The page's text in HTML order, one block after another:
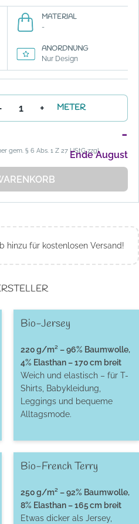
MATERIAL
-
ANORDNUNG
Nur Design
+ METER
-
gem. § 6 Abs. 1 Z 27 UStG zzgl.Ende August
hinzu für kostenlosen Versand!
Bio-Jersey
220 g/m² – 96% Baumwolle,
4% Elasthan – 170 cm breit
Weich und elastisch – für T-
Shirts, Babykleidung,
Leggings und bequeme
Alltagsmode.
Bio-French Terry
250 g/m² – 92% Baumwolle,
8% Elasthan – 165 cm breit
Etwas dicker als Jersey,